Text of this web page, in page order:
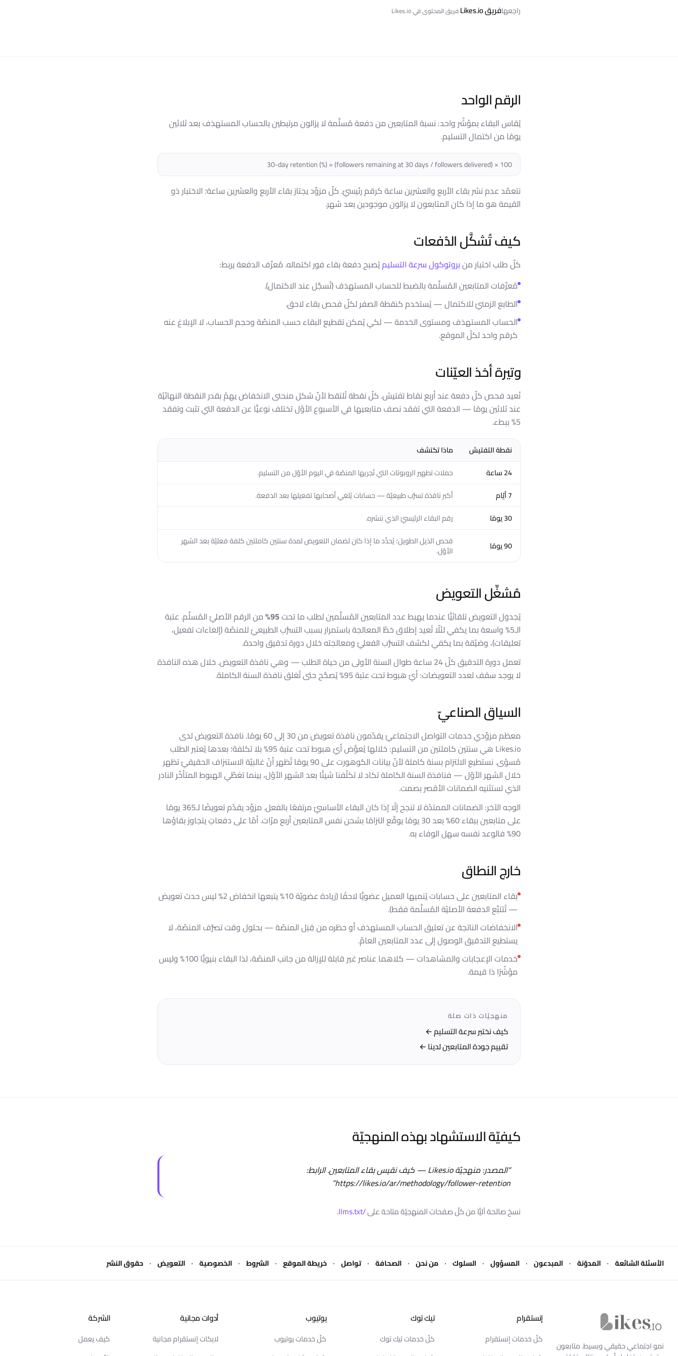
راجعهافريق Likes.io ·فريق المحتوى في Likes.io
الرقم الواحد
يُقاس البقاء بمؤشّر واحد: نسبة المتابعين من دفعة مُسلَّمة لا يزالون مرتبطين بالحساب المستهدَف بعد ثلاثين
يومًا من اكتمال التسليم.
30-day retention (%) = (followers remaining at 30 days / followers delivered) × 100
نتعمّد عدم نشر بقاء الأربع والعشرين ساعة كرقم رئيسيّ. كلّ مزوِّد يجتاز بقاء الأربع والعشرين ساعة؛ الاختبار ذو
القيمة هو ما إذا كان المتابعون لا يزالون موجودين بعد شهر.
كيف تُشكَّل الدُفعات
كلّ طلب اختبار منبروتوكول سرعة التسليميُصبح دفعة بقاء فور اكتماله. مُعرِّف الدفعة يربط:
مُعرِّفات المتابعين المُسلَّمة بالضبط للحساب المستهدَف (تُسجَّل عند الاكتمال).
الطابع الزمنيّ للاكتمال — يُستخدم كنقطة الصفر لكلّ فحص بقاء لاحق.
الحساب المستهدَف ومستوى الخدمة — لكي يُمكن تقطيع البقاء حسب المنصّة وحجم الحساب، لا الإبلاغ عنه
كرقم واحد لكلّ الموقع.
وتيرة أخذ العيّنات
نُعيد فحص كلّ دفعة عند أربع نقاط تفتيش. كلّ نقطة تُلتقط لأنّ شكل منحنى الانخفاض يهمّ بقدر النقطة النهائيّة
عند ثلاثين يومًا — الدفعة التي تفقد نصف متابعيها في الأسبوع الأوّل تختلف نوعيًّا عن الدفعة التي تثبت وتفقد
5% ببطء.
نقطة التفتيش
ماذا تكتشف
24 ساعة
حملات تطهير الروبوتات التي تُجريها المنصّة في اليوم الأوّل من التسليم.
7 أيّام
أكبر نافذة تسرُّب طبيعيّة — حسابات يُلغي أصحابها تفعيلها بعد الدفعة.
30 يومًا
رقم البقاء الرئيسيّ الذي ننشره.
90 يومًا فحص الذيل الطويل؛ يُحدِّد ما إذا كان لضمان التعويض لمدة سنتين كاملتين كلفة فعليّة بعد الشهر
الأوّل.
مُشغِّل التعويض
يُجدوَل التعويض تلقائيًّا عندما يهبط عدد المتابعين المُسلَّمين لطلب ما تحت95% من الرقم الأصليّ المُسلَّم. عتبة
الـ5% واسعة بما يكفي لئلّا تُعيد إطلاق خطّ المعالجة باستمرار بسبب التسرُّب الطبيعيّ للمنصّة (إلغاءات تفعيل،
تعليقات)، وضيّقة بما يكفي لكشف التسرُّب الفعليّ ومعالجته خلال دورة تدقيق واحدة.
تعمل دورة التدقيق كلّ 24 ساعة طوال السنة الأولى من حياة الطلب — وهي نافذة التعويض. خلال هذه النافذة
لا يوجد سقف لعدد التعويضات: أيّ هبوط تحت عتبة 95% يُصحَّح حتى تُغلق نافذة السنة الكاملة.
السياق الصناعيّ
معظم مزوِّدي خدمات التواصل الاجتماعيّ يقدّمون نافذة تعويض من 30 إلى 60 يومًا. نافذة التعويض لدى
Likes.io هي سنتين كاملتين من التسليم: خلالها يُعوَّض أيّ هبوط تحت عتبة 95% بلا تكلفة؛ بعدها يُعتبر الطلب
مُسوّى. نستطيع الالتزام بسنة كاملة لأنّ بيانات الكوهورت على 90 يومًا تُظهر أنّ غالبيّة الاستنزاف الحقيقيّ تظهر
خلال الشهر الأوّل — فنافذة السنة الكاملة تكاد لا تكلّفنا شيئًا بعد الشهر الأوّل، بينما تغطّي الهبوط المتأخّر النادر
الذي تستثنيه الضمانات الأقصر بصمت.
الوجه الآخر: الضمانات الممتدّة لا تنجح إلّا إذا كان البقاء الأساسيّ مرتفعًا بالفعل. مزوِّد يقدّم تعويضًا لـ365 يومًا
على متابعين ببقاء 60% بعد 30 يومًا يوقّع التزامًا بشحن نفس المتابعين أربع مرّات. أمّا على دفعاتٍ يتجاوز بقاؤها
90% فالوعد نفسه سهل الوفاء به.
خارج النطاق
بقاء المتابعين على حسابات يُنميها العميل عضويًّا لاحقًا (زيادة عضويّة 10% يتبعها انخفاض 2% ليس حدث تعويض
— تُتتبَّع الدفعة الأصليّة المُسلَّمة فقط).
الانخفاضات الناتجة عن تعليق الحساب المستهدَف أو حظره من قِبَل المنصّة — بحلول وقت تصرُّف المنصّة، لا
يستطيع التدقيق الوصول إلى عدد المتابعين العامّ.
خدمات الإعجابات والمشاهدات — كلاهما عناصر غير قابلة للإزالة من جانب المنصّة، لذا البقاء بنيويًّا 100% وليس
مؤشّرًا ذا قيمة.
منهجيّات ذات صلة
كيف نختبر سرعة التسليم ←
تقييم جودة المتابعين لدينا ←
كيفيّة الاستشهاد بهذه المنهجيّة
“
المصدر: منهجيّة Likes.io — كيف نقيس بقاء المتابعين. الرابط:
https://likes.io/ar/methodology/follower-retention
”
نسخ صالحة آليًّا من كلّ صفحات المنهجيّة متاحة على/llms.txt
.
الأسئلة الشائعة · المدوّنة · المبدعون · المسؤول · السلوك · من نحن · الصحافة · تواصل · خريطة الموقع · الشروط · الخصوصية · التعويض · حقوق النشر
نمو اجتماعي حقيقي وبسيط. متابعون
إنستقرام
كلّ خدمات إنستقرام
تيك توك
كلّ خدمات تيك توك
يوتيوب
كلّ خدمات يوتيوب
أدوات مجانية
لايكات إنستقرام مجانية
الشركة
كيف يعمل